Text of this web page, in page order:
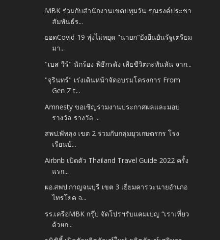
MBK ร่วมกับสำนักงานเขตปทุมวัน รณรงค์ประชา
สัมพันธ์ร...
ยอดCovid-19 พุ่งไม่หยุด "นายก"ยังยืนยันรัฐเตรียม
มา...
"เบส วีร์" นักร้อง-พิธีกรดัง เสียชีวิตกะทันหัน จาก...
"จุรินทร์" เร่งเดินหน้าจัดอบรมโครงการ From
Gen Z t...
Amnesty ขอเชิญร่วมงานประกาศผลและมอบ
รางวัล รางวัล ...
สพป.พัทลุง เขต 2 ร่วมกับกลุ่มยุวเกษตรกร โรง
เรียนบ้...
Airbnb เปิดตัว Thailand Travel Guide 2022 ครั้ง
แรก...
ผอ.สพป.กาญจนบุรี เขต 3 เยี่ยมคารวะนายอำเภอ
ไทรโยค จ...
รร.เครือMBK กรุ๊ป จัดโปรฯรับแคมเปญ “เราเที่ยว
ด้วยก...